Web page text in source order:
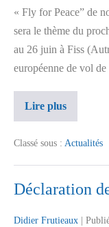
« Fly for Peace” de
sera le thème du
au 26 juin à Fiss
européenne de vol
Lire plus
Classé sous : Actualités
Déclaration
Didier Frutieaux